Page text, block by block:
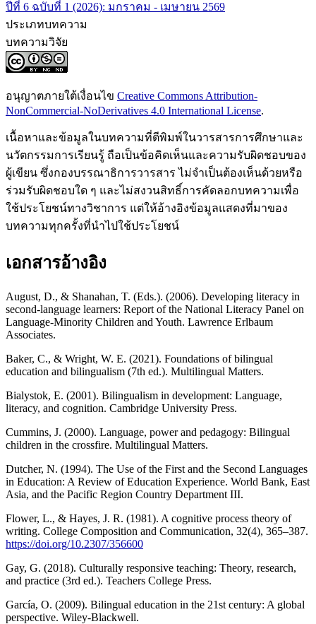
ปีที่ 6 ฉบับที่ 1 (2026): มกราคม - เมษายน 2569
ประเภทบทความ
บทความวิจัย
อนุญาตภายใต้เงื่อนไข Creative Commons Attribution-
NonCommercial-NoDerivatives 4.0 International License.
เนื้อหาและข้อมูลในบทความที่ตีพิมพ์ในวารสารการศึกษาและ
นวัตกรรมการเรียนรู้ ถือเป็นข้อคิดเห็นและความรับผิดชอบของ
ผู้เขียน ซึ่งกองบรรณาธิการวารสาร ไม่จำเป็นต้องเห็นด้วยหรือ
ร่วมรับผิดชอบใด ๆ และไม่สงวนสิทธิ์การคัดลอกบทความเพื่อ
ใช้ประโยชน์ทางวิชาการ แต่ให้อ้างอิงข้อมูลแสดงที่มาของ
บทความทุกครั้งที่นำไปใช้ประโยชน์
เอกสารอ้างอิง
August, D., & Shanahan, T. (Eds.). (2006). Developing literacy in
second-language learners: Report of the National Literacy Panel on
Language-Minority Children and Youth. Lawrence Erlbaum
Associates.
Baker, C., & Wright, W. E. (2021). Foundations of bilingual
education and bilingualism (7th ed.). Multilingual Matters.
Bialystok, E. (2001). Bilingualism in development: Language,
literacy, and cognition. Cambridge University Press.
Cummins, J. (2000). Language, power and pedagogy: Bilingual
children in the crossfire. Multilingual Matters.
Dutcher, N. (1994). The Use of the First and the Second Languages
in Education: A Review of Education Experience. World Bank, East
Asia, and the Pacific Region Country Department III.
Flower, L., & Hayes, J. R. (1981). A cognitive process theory of
writing. College Composition and Communication, 32(4), 365–387.
https://doi.org/10.2307/356600
Gay, G. (2018). Culturally responsive teaching: Theory, research,
and practice (3rd ed.). Teachers College Press.
García, O. (2009). Bilingual education in the 21st century: A global
perspective. Wiley-Blackwell.